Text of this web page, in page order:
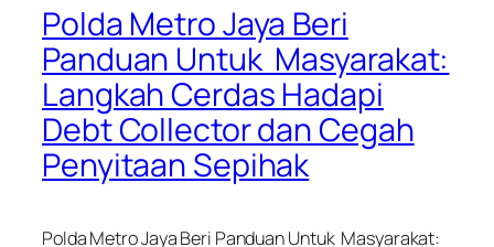
Polda Metro Jaya Beri
Panduan Untuk Masyarakat:
Langkah Cerdas Hadapi
Debt Collector dan Cegah
Penyitaan Sepihak
Polda Metro Jaya Beri Panduan Untuk Masyarakat: